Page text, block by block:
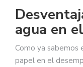
agua en
Como ya
papel en el